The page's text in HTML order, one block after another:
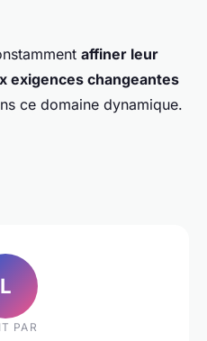
affiner leur
exigences changeantes
ce domaine dynamique.
L
PAR